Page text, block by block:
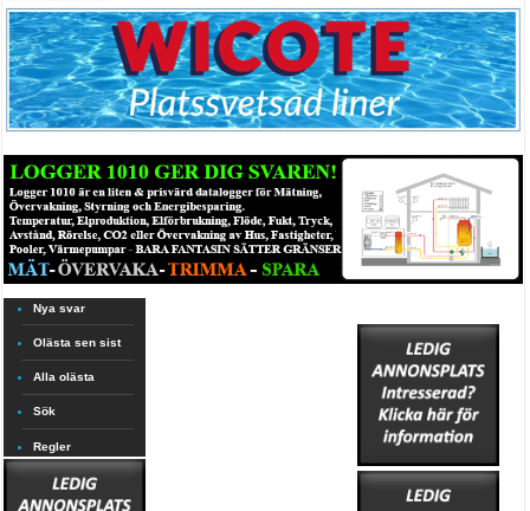
Nya svar
Olästa sen sist
Alla olästa
Sök
Regler